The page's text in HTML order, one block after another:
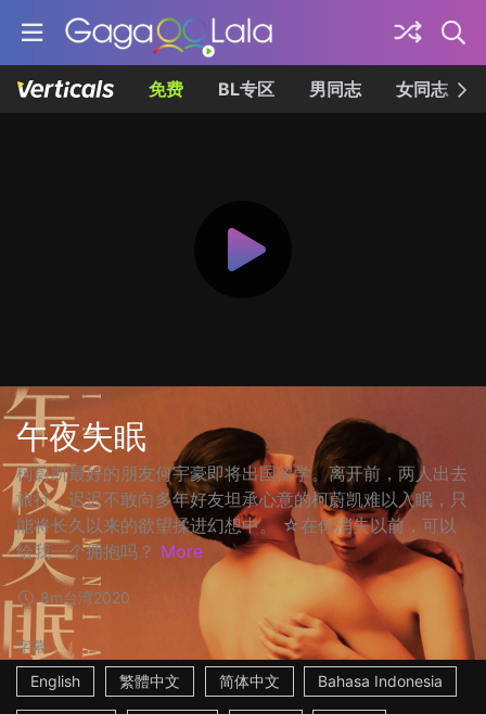
免费 BL专区 男同志 女同志
午夜失眠
柯蔚凯最好的朋友何宇豪即将出国留学。离开前，两人出去
旅行，迟迟不敢向多年好友坦承心意的柯蔚凯难以入眠，只
能将长久以来的欲望揉进幻想中。 ☆在你消失以前，可以
给我一个拥抱吗？ More
8m台湾2020
字幕
English
繁體中文 简体中文 Bahasa Indonesia